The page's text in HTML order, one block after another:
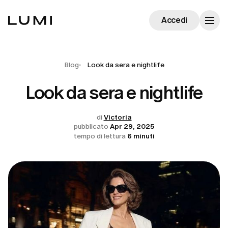
Accedi
Blog Look da sera e nightlife
Look da sera e nightlife
di Victoria
pubblicato Apr 29, 2025
tempo di lettura 6 minuti